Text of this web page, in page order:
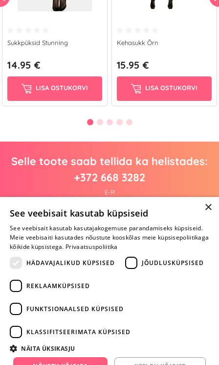
Sukkpüksid Stunning
14.95 €
LISA OSTUKORVI
Kehasukk Õrn
15.95 €
LISA OSTUKORVI
Selle toote saab tellida ka helistades:
+372 668 3282
E-R
Arvustusi veel pole
Ole esimene!
Kirjuta arvustus ja SAA KINGITUS!
+372 668 3282
info@yesyes.ee
×
See veebisait kasutab küpsiseid
See veebisait kasutab kasutajakogemuse parandamiseks küpsiseid.
Meie veebisaiti kasutades nõustute kooskõlas meie küpsisepoliitikaga
kõikide küpsistega. Privaatsuspoliitika
HÄDAVAJALIKUD KÜPSISED
JÕUDLUSKÜPSISED
REKLAAMKÜPSISED
FUNKTSIONAALSED KÜPSISED
KLASSIFITSEERIMATA KÜPSISED
NÄITA ÜKSIKASJU